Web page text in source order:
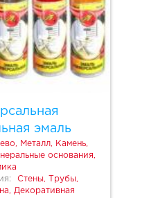
эмаль
Металл, Камень,
основания,
Стены, Трубы,
Декоративная